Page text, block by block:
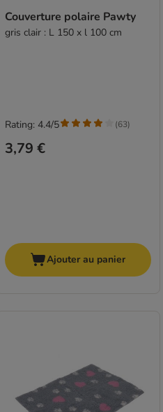
Couverture polaire Pawty
gris clair : L 150 x l 100 cm
3,79 €
Rating: 4.4/5 (63)
Ajouter au panier